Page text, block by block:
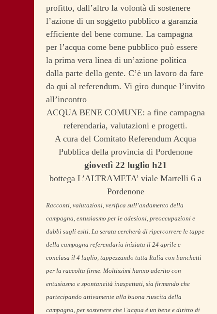
profitto, dall’altro la volontà di sostenere
l’azione di un soggetto pubblico a garanzia
efficiente del bene comune. La campagna
per l’acqua come bene pubblico può essere
la prima vera linea di un’azione politica
dalla parte della gente. C’è un lavoro da fare
da qui al referendum. Vi giro dunque l’invito
all’incontro
ACQUA BENE COMUNE: a fine campagna
referendaria, valutazioni e progetti.
A cura del Comitato Referendum Acqua
Pubblica della provincia di Pordenone
giovedì 22 luglio h21
bottega L’ALTRAMETA’ viale Martelli 6 a
Pordenone
Racconti, valutazioni, verifica sull’andamento della
campagna, entusiasmo per le adesioni, preoccupazioni e
dubbi sugli esiti. La serata cercherà di ripercorrere le tappe
della campagna referendaria iniziata il 24 aprile e
conclusa il 4 luglio, tappezzando tutta Italia con banchetti
per la raccolta firme. Moltissimi hanno aderito con
entusiasmo e spontaneità inaspettati, sia firmando che
partecipando attivamente alla buona riuscita della
campagna, per sostenere che l’acqua è un bene e diritto di